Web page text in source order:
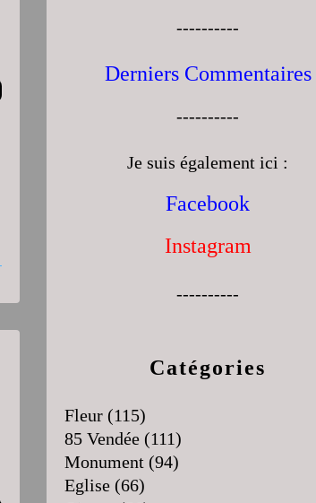
Catégories
Fleur (115)
85 Vendée (111)
Monument (94)
Eglise (66)
----------
Derniers Commentaires
----------
Je suis également ici :
Facebook
Instagram
----------